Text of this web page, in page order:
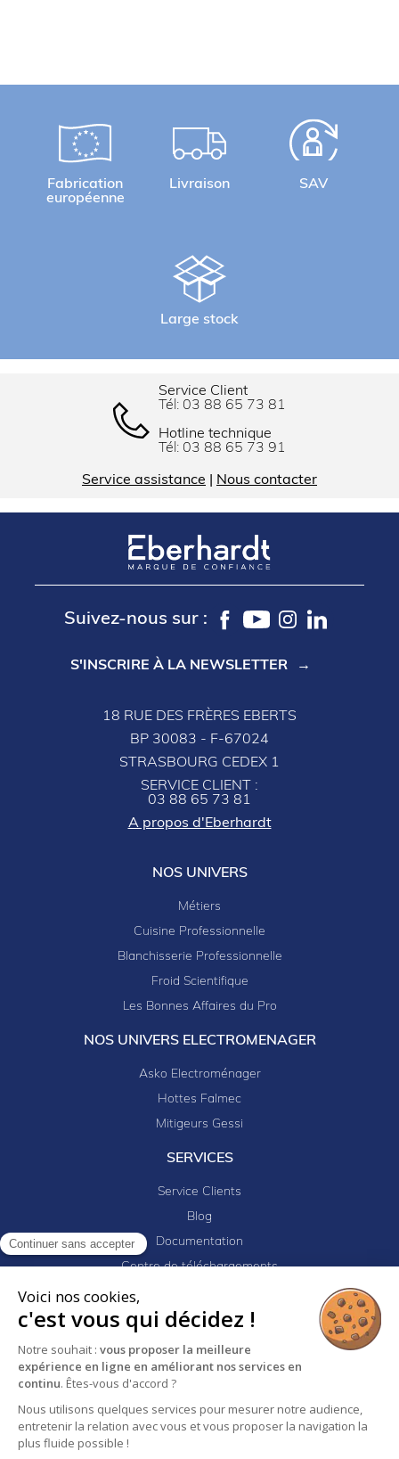
Continuer sans accepter
Voici nos cookies,
c'est vous qui décidez !
Notre souhait : vous proposer la meilleure
expérience en ligne en améliorant nos services en
continu. Êtes-vous d'accord ?
Nous utilisons quelques services pour mesurer notre audience,
entretenir la relation avec vous et vous proposer la navigation la
plus fluide possible !
Fabrication
européenne
Livraison SAV
Large stock
Service Client
Tél: 03 88 65 73 81
Hotline technique
Tél: 03 88 65 73 91
Service assistance Nous contacter
Suivez-nous sur :
S'INSCRIRE À LA NEWSLETTER
18 RUE DES FRÈRES EBERTS
BP 30083 - F-67024
STRASBOURG CEDEX 1
SERVICE CLIENT :
03 88 65 73 81
A propos d'Eberhardt
NOS UNIVERS
Métiers
Cuisine Professionnelle
Blanchisserie Professionnelle
Froid Scientifique
Les Bonnes Affaires du Pro
NOS UNIVERS ELECTROMENAGER
Asko Electroménager
Hottes Falmec
Mitigeurs Gessi
SERVICES
Service Clients
Blog
Documentation
Centre de téléchargements
Newsletter
Logiciel EJ32
Mentions légales
Politique de confidentialité
Conditions générales de vente